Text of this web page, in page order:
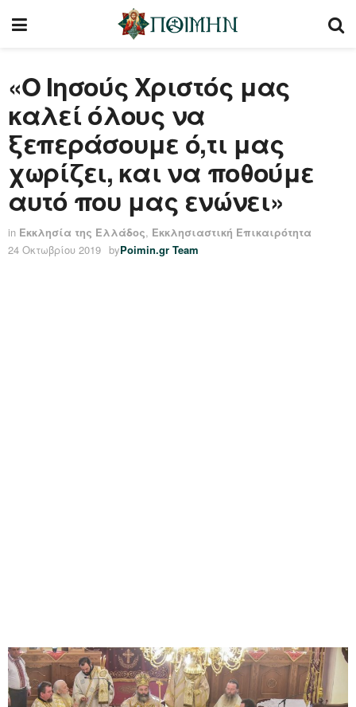
«O Ιησούς Χριστός μας
καλεί όλους να
ξεπεράσουμε ό,τι μας
χωρίζει, και να ποθούμε
αυτό που μας ενώνει»
in Εκκλησία της Ελλάδος, Εκκλησιαστική Επικαιρότητα
24 Οκτωβρίου 2019 byPoimin.gr Team